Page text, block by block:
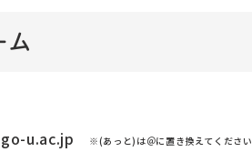
ム
u.ac.jp
※(あっと)は＠に置き換えてください